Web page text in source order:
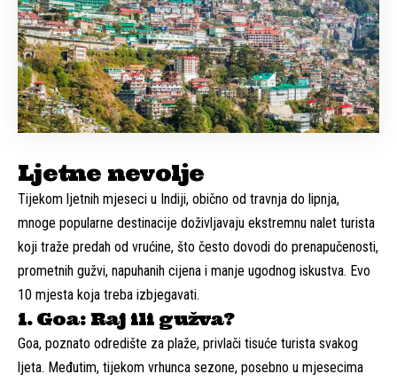
Ljetne nevolje
Tijekom ljetnih mjeseci u Indiji, obično od travnja do lipnja,
mnoge popularne destinacije doživljavaju ekstremnu nalet turista
koji traže predah od vrućine, što često dovodi do prenapučenosti,
prometnih gužvi, napuhanih cijena i manje ugodnog iskustva. Evo
10 mjesta koja treba izbjegavati.
1. Goa: Raj ili gužva?
Goa, poznato odredište za plaže, privlači tisuće turista svakog
ljeta. Međutim, tijekom vrhunca sezone, posebno u mjesecima